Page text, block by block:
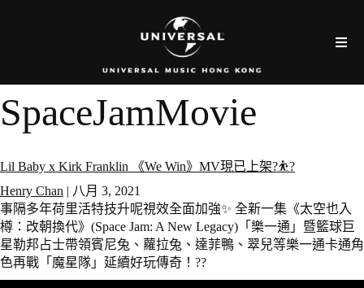
SpaceJamMovie
Lil Baby x Kirk Franklin 《We Win》MV現已上架?⛹?
Henry Chan | 八月 3, 2021
事隔多年荷里活特技升呢視效全面加強✨ 全新一集《太空也入
樽：改朝換代》(Space Jam: A New Legacy)「樂一通」暨籃球巨
星勒邦占士帶領賓尼兔、蘿拉兔、達菲鴨、翠兒等樂一通卡通角
色再戰「魔星隊」延續好玩傳奇！??